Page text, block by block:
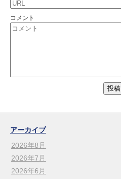
コメント
アーカイブ
2026年8月
2026年7月
2026年6月